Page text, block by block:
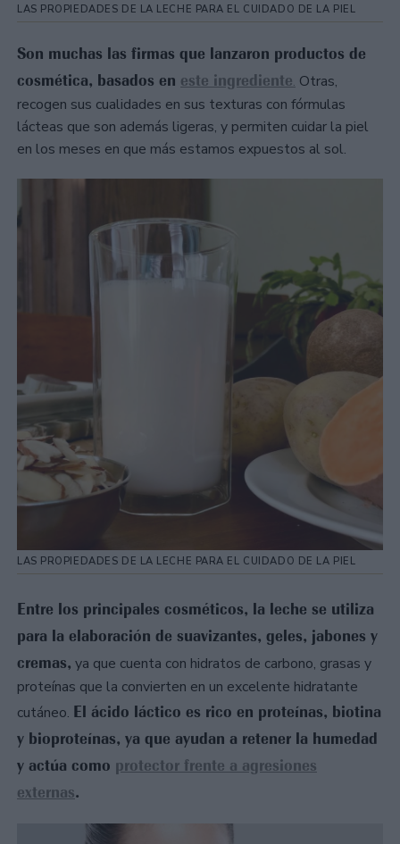
LAS PROPIEDADES DE LA LECHE PARA EL CUIDADO DE LA PIEL
Son muchas las firmas que lanzaron productos de
cosmética, basados en este ingrediente. Otras,
recogen sus cualidades en sus texturas con fórmulas
lácteas que son además ligeras, y permiten cuidar la piel
en los meses en que más estamos expuestos al sol.
LAS PROPIEDADES DE LA LECHE PARA EL CUIDADO DE LA PIEL
Entre los principales cosméticos, la leche se utiliza
para la elaboración de suavizantes, geles, jabones y
cremas, ya que cuenta con hidratos de carbono, grasas y
proteínas que la convierten en un excelente hidratante
cutáneo. El ácido láctico es rico en proteínas, biotina
y bioproteínas, ya que ayudan a retener la humedad
y actúa como protector frente a agresiones
externas.